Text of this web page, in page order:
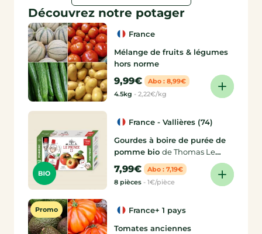
Découvrez notre potager
France
Mélange de fruits & légumes
hors norme
9,99€
Abo : 8,99€
4.5kg - 2,22€/kg
France - Vallières (74)
Gourdes à boire de purée de
pomme bio de Thomas Le
Prince
7,99€
Abo : 7,19€
8 pièces - 1€/pièce
Promo France+ 1 pays
Tomates anciennes